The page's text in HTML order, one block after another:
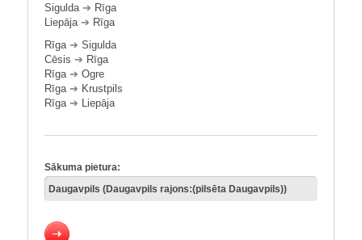
Sigulda➔ Rīga
Liepāja➔ Rīga
Rīga➔ Sigulda
Cēsis ➔ Rīga
Rīga➔ Ogre
Rīga➔ Krustpils
Rīga➔ Liepāja
Sākuma pietura: